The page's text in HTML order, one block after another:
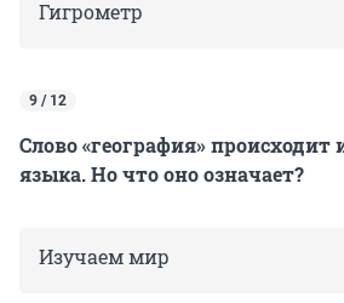
Гигрометр
9 / 12
Слово «география» происходит
языка. Но что оно означает?
Изучаем мир